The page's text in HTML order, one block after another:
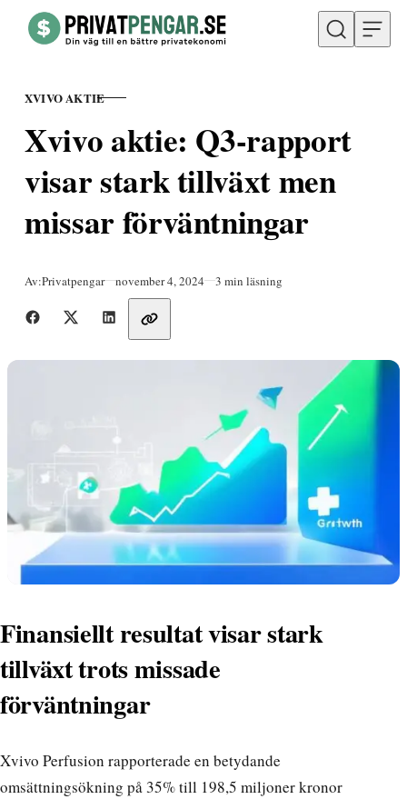
Hoppa till innehåll
KATEGORI
XVIVO AKTIE
Xvivo aktie: Q3-rapport
visar stark tillväxt men
missar förväntningar
Av:Privatpengar Publicerad
november 4, 2024 3 min läsning
Dela med vänner
Finansiellt resultat visar stark
tillväxt trots missade
förväntningar
Xvivo Perfusion rapporterade en betydande
omsättningsökning på 35% till 198,5 miljoner kronor